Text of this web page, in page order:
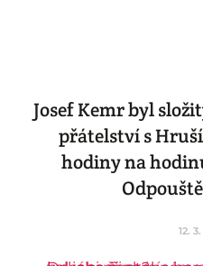
Josef Kemr byl
přátelství s
hodiny na
12.